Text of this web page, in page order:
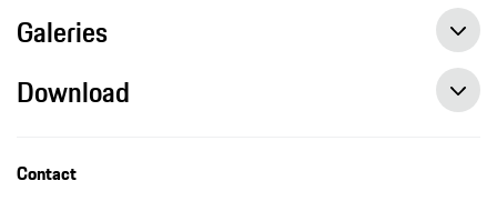
Galeries
Download
Contact